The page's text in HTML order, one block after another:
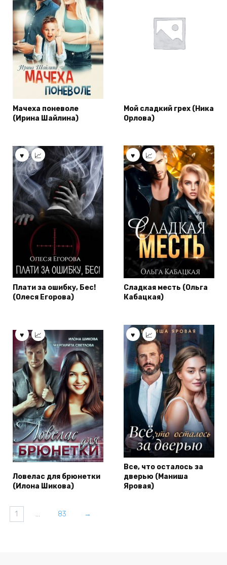
Мачеха поневоле
(Ирина Шайлина)
Мой сладкий грех (Ника
Орлова)
Плати за ошибку, Бес!
(Олеся Егорова)
Сладкая месть (Ольга
Кабацкая)
Ловелас для брюнетки
(Илона Шикова)
Все, что осталось за
дверью (Маниша
Яровая)
1 … 83 →